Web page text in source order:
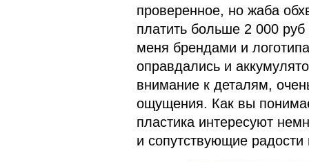
проверенное, но жаба
платить больше 2 000 руб
меня брендами и
оправдались и
внимание к деталям,
ощущения. Как вы
пластика интересуют
и сопутствующие